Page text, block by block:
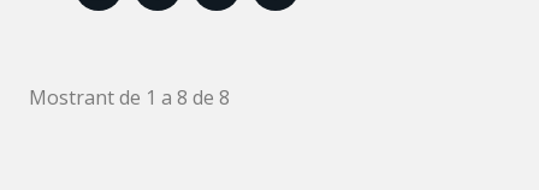
Mostrant de 1 a 8 de 8